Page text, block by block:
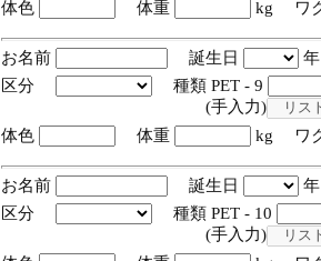
体色
体重 kg ワ
お名前 誕生日
区分
種類 PET - 9
(手入力)
体色
体重 kg ワ
お名前 誕生日
区分
種類 PET - 10
(手入力)